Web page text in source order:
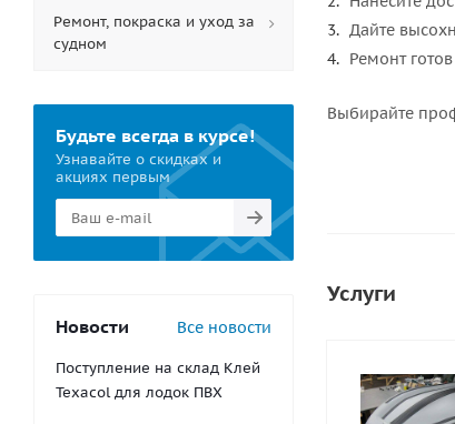
Дайте
Ремонт
Выбирайте
Услуги
Ремонт, покраска и уход за
судном
Будьте всегда в курсе!
Узнавайте о скидках и
акциях первым
Новости Все новости
Поступление на склад Клей
Texacol для лодок ПВХ